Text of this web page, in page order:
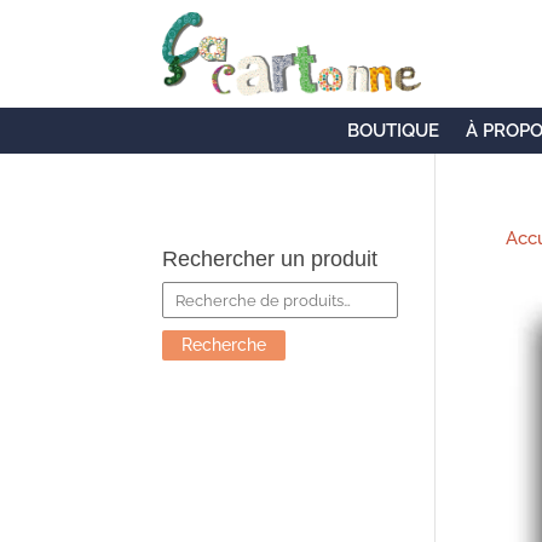
BOUTIQUE À
Rechercher un produit
Recherche
pour :
Recherche